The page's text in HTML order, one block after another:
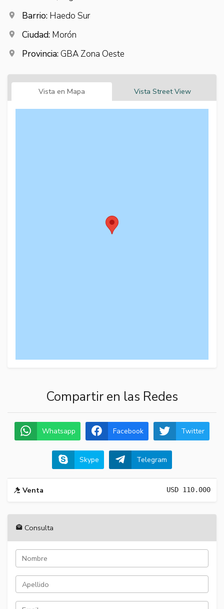
Barrio: Haedo Sur
Ciudad: Morón
Provincia:GBA Zona Oeste
Vista en Mapa Vista Street View
Compartir en las Redes
Whatsapp Facebook Twitter
Skype Telegram
Venta USD 110.000
Consulta